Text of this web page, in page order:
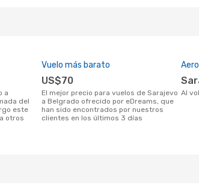
del
este
otros
Vuelo más barato
US$70
El mejor precio para vuelos de Sarajevo
a Belgrado ofrecido por eDreams, que
han sido encontrados por nuestros
clientes en los últimos 3 días
Al